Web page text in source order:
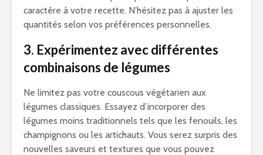
caractère à votre recette. N’hésitez pas à ajuster les
quantités selon vos préférences personnelles.
3. Expérimentez avec différentes
combinaisons de légumes
Ne limitez pas votre couscous végétarien aux
légumes classiques. Essayez d’incorporer des
légumes moins traditionnels tels que les fenouils, les
champignons ou les artichauts. Vous serez surpris des
nouvelles saveurs et textures que vous pouvez